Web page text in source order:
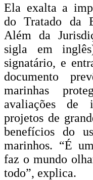
Ela exalta a
do Tratado da
Além da
sigla em
signatário, e
documento
marinhas
avaliações de
projetos de
benefícios do
marinhos. “É
faz o mundo
todo”, explica.